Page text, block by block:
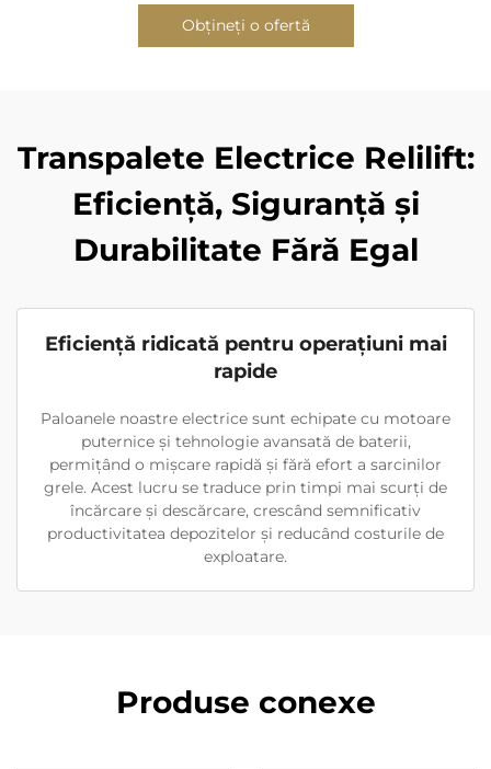
Obțineți o ofertă
Transpalete Electrice Relilift:
Eficiență, Siguranță și
Durabilitate Fără Egal
Eficiență ridicată pentru operațiuni mai
rapide
Paloanele noastre electrice sunt echipate cu motoare
puternice și tehnologie avansată de baterii,
permițând o mișcare rapidă și fără efort a sarcinilor
grele. Acest lucru se traduce prin timpi mai scurți de
încărcare și descărcare, crescând semnificativ
productivitatea depozitelor și reducând costurile de
exploatare.
Produse conexe